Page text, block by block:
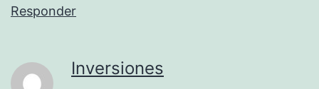
Responder
Inversiones